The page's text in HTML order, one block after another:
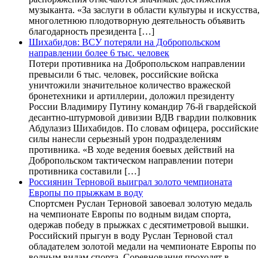
музыканта. «За заслуги в области культуры и искусства,
многолетнюю плодотворную деятельность объявить
благодарность президента […]
Шихабидов: ВСУ потеряли на Добропольском
направлении более 6 тыс. человек
Потери противника на Добропольском направлении
превысили 6 тыс. человек, российские войска
уничтожили значительное количество вражеской
бронетехники и артиллерии, доложил президенту
России Владимиру Путину командир 76-й гвардейской
десантно-штурмовой дивизии ВДВ гвардии полковник
Абдулазиз Шихабидов. По словам офицера, российские
силы нанесли серьезный урон подразделениям
противника. «В ходе ведения боевых действий на
Добропольском тактическом направлении потери
противника составили […]
Россиянин Терновой выиграл золото чемпионата
Европы по прыжкам в воду
Спортсмен Руслан Терновой завоевал золотую медаль
на чемпионате Европы по водным видам спорта,
одержав победу в прыжках с десятиметровой вышки.
Российский прыгун в воду Руслан Терновой стал
обладателем золотой медали на чемпионате Европы по